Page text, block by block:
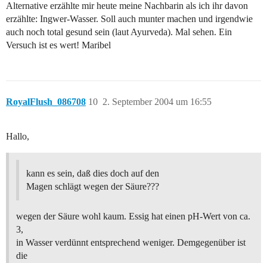
Alternative erzählte mir heute meine Nachbarin als ich ihr davon
erzählte: Ingwer-Wasser. Soll auch munter machen und irgendwie
auch noch total gesund sein (laut Ayurveda). Mal sehen. Ein
Versuch ist es wert! Maribel
RoyalFlush_086708 2. September 2004 um 16:55
10
Hallo,
kann es sein, daß dies doch auf den
Magen schlägt wegen der Säure???
wegen der Säure wohl kaum. Essig hat einen pH-Wert von ca.
3,
in Wasser verdünnt entsprechend weniger. Demgegenüber ist
die